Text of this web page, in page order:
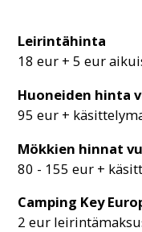
Leirintähinta
18 eur + 5 eur
Huoneiden hinta
95 eur +
Mökkien hinnat
80 - 155 eur +
Camping Key
2 eur